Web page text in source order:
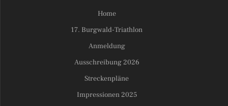
Home
17. Burgwald-Triathlon
Anmeldung
Ausschreibung 2026
Streckenpläne
Impressionen 2025